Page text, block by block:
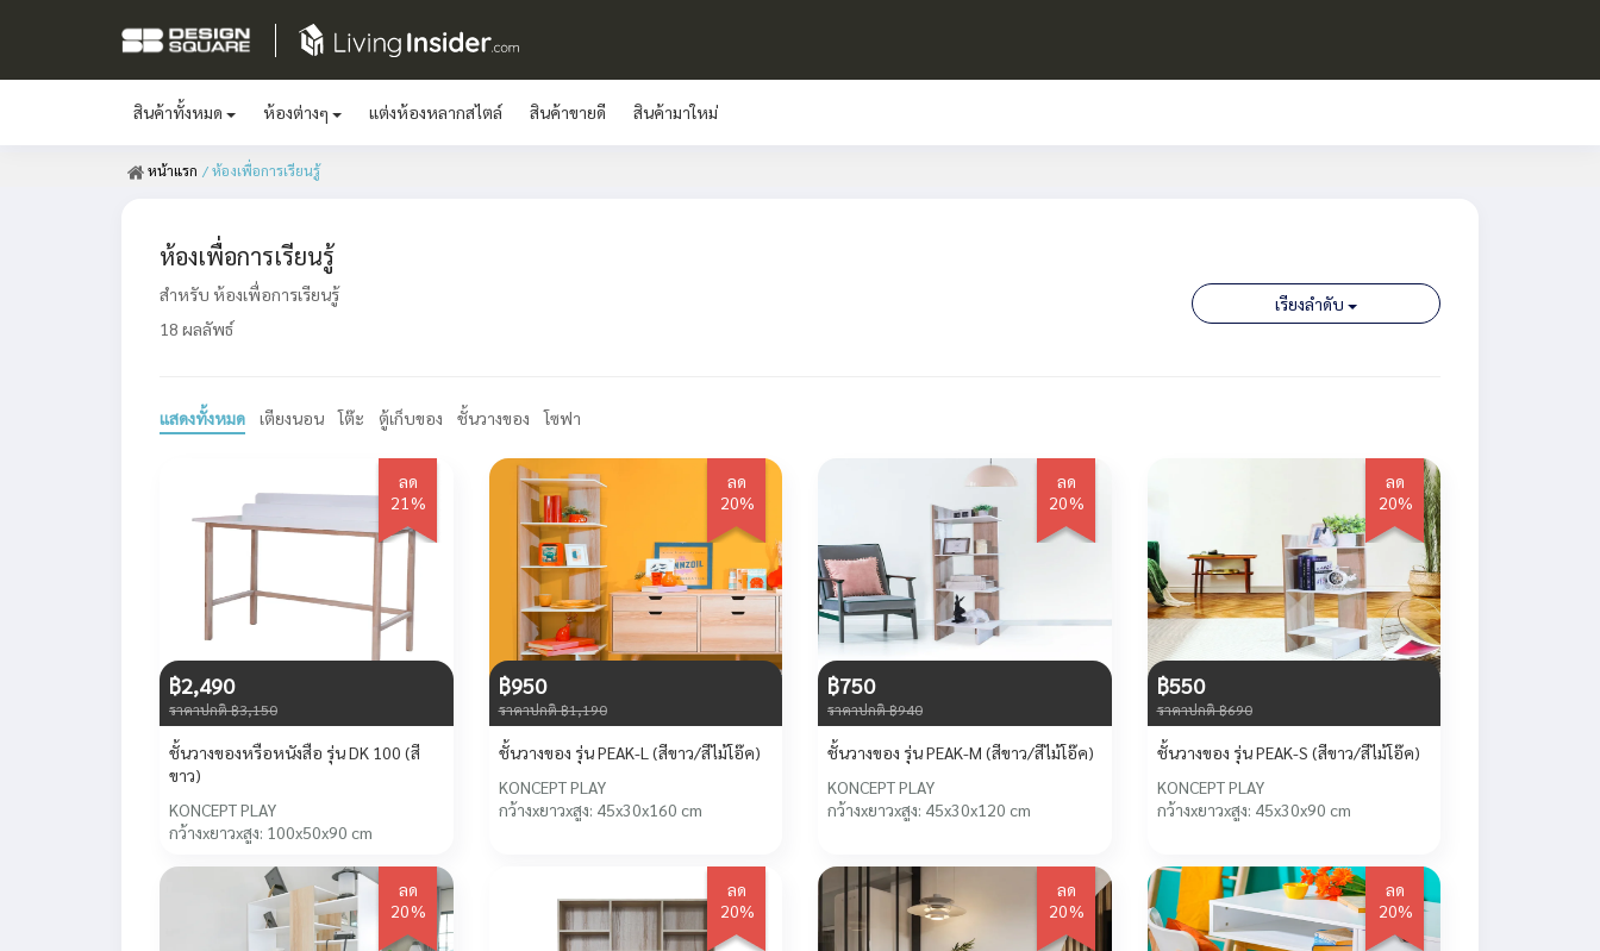
สินค้าทั้งหมด ห้องต่างๆ แต่งห้องหลากสไตล์ สินค้าขายดี สินค้ามาใหม่
หน้าแรก / ห้องเพื่อการเรียนรู้
ห้องเพื่อการเรียนรู้
สำหรับ ห้องเพื่อการเรียนรู้
18 ผลลัพธ์
เรียงลำดับ
แสดงทั้งหมด เตียงนอน โต๊ะ ตู้เก็บของ ชั้นวางของ โซฟา
ลด
21%
฿2,490
ราคาปกติ ฿3,150
ชั้นวางของหรือหนังสือ รุ่น DK 100 (สี
ขาว)
KONCEPT PLAY
กว้างxยาวxสูง: 100x50x90 cm
ลด
20%
฿950
ราคาปกติ ฿1,190
ชั้นวางของ รุ่น PEAK-L (สีขาว/สีไม้โอ๊ค)
KONCEPT PLAY
กว้างxยาวxสูง: 45x30x160 cm
ลด
20%
฿750
ราคาปกติ ฿940
ชั้นวางของ รุ่น PEAK-M (สีขาว/สีไม้โอ๊ค)
KONCEPT PLAY
กว้างxยาวxสูง: 45x30x120 cm
ลด
20%
฿550
ราคาปกติ ฿690
ชั้นวางของ รุ่น PEAK-S (สีขาว/สีไม้โอ๊ค)
KONCEPT PLAY
กว้างxยาวxสูง: 45x30x90 cm
ลด
20%
ลด
20%
ลด
20%
ลด
20%